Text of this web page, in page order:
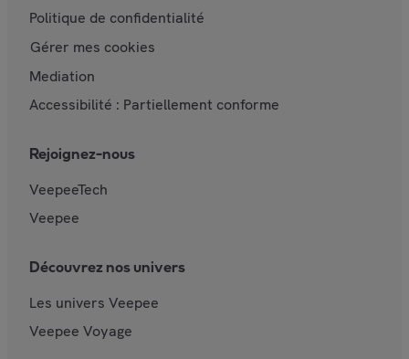
Politique de confidentialité
Gérer mes cookies
Mediation
Accessibilité : Partiellement conforme
Rejoignez-nous
VeepeeTech
Veepee
Découvrez nos univers
Les univers Veepee
Veepee Voyage